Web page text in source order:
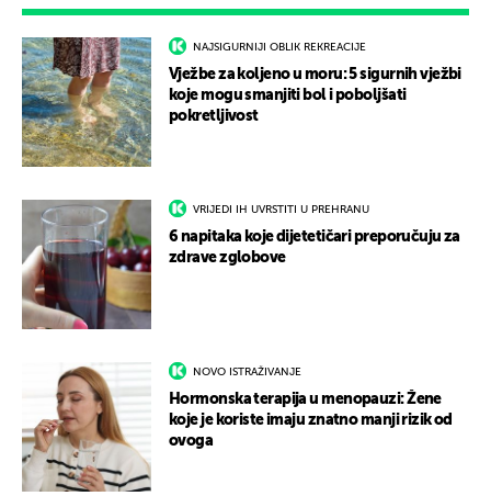
NAJSIGURNIJI OBLIK REKREACIJE
Vježbe za koljeno u moru: 5 sigurnih vježbi
koje mogu smanjiti bol i poboljšati
pokretljivost
VRIJEDI IH UVRSTITI U PREHRANU
6 napitaka koje dijetetičari preporučuju za
zdrave zglobove
NOVO ISTRAŽIVANJE
Hormonska terapija u menopauzi: Žene
koje je koriste imaju znatno manji rizik od
ovoga